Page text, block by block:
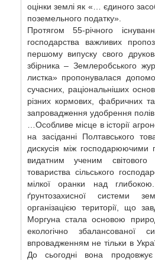
оцінки землі як «… єдиного
поземельного податку».
Протягом 55-річного
господарства важливих
першому випуску свого
збірника – Землеробського
листка» пропонувалася
сучасних, раціональніших
різних кормових, фабричних
запровадження удобрення
…Особливе місце в історії
на засіданні Полтавського
дискусія між
видатним ученим світового
товариства сільського
мілкої оранки над
ґрунтозахисної системи
організацією території, що
Моргуна стала основою
екологічно збалансованої
впровадженням не тільки в
До сьогодні вона